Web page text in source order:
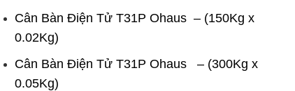
Cân Bàn Điện Tử T31P Ohaus – (150Kg x
0.02Kg)
Cân Bàn Điện Tử T31P Ohaus – (300Kg x
0.05Kg)